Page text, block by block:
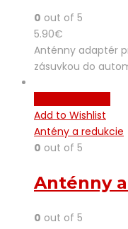
0 out of 5
5.90€
Anténny adaptér
zásuvkou do
Add to Wishlist
Antény a redukcie
0 out of 5
Anténny
0 out of 5